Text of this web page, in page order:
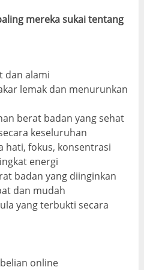
mereka sukai tentang
dan alami
lemak dan menurunkan
berat badan yang sehat
keseluruhan
hati, fokus, konsentrasi
energi
badan yang diinginkan
dan mudah
yang terbukti secara
online